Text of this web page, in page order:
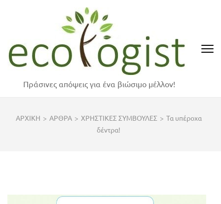
Enter)
Πράσινες απόψεις για ένα βιώσιμο μέλλον!
ΑΡΧΙΚΗ > ΑΡΘΡΑ > ΧΡΗΣΤΙΚΕΣ ΣΥΜΒΟΥΛΕΣ > Τα υπέροχα
δέντρα!